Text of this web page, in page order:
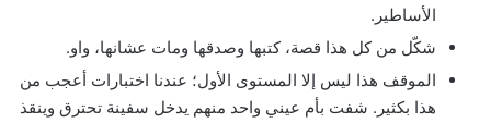
الأساطير.
شكّل من كل هذا قصة، كتبها وصدقها ومات عشانها، واو.
الموقف هذا ليس إلا المستوى الأول؛ عندنا اختبارات أعجب من
هذا بكثير. شفت بأم عيني واحد منهم يدخل سفينة تحترق وينقذ